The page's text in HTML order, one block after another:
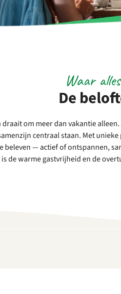
De
Waar
draait om meer dan vakantie
centraal staan. Metunieke
beleven — actief of ontspannen,
is de warme gastvrijheid en de